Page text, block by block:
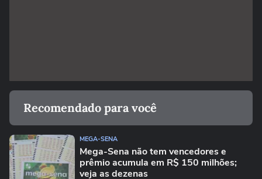
Recomendado para você
MEGA-SENA
Mega-Sena não tem vencedores e
prêmio acumula em R$ 150 milhões;
veja as dezenas